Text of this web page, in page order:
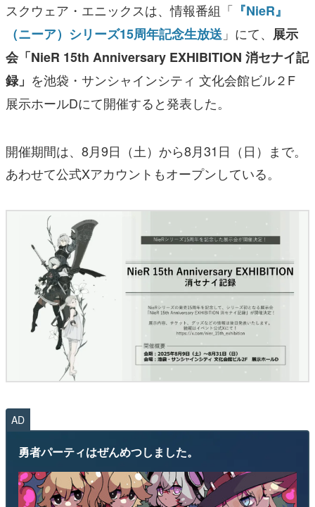
その他
電ファミニコゲーマーとは？
運営：株式会社マレ
スクウェア・エニックスは、情報番組「 『NieR』
（ニーア）シリーズ15周年記念生放送 」にて、 展示
会「NieR 15th Anniversary EXHIBITION 消セナイ記
録」 を池袋・サンシャインシティ 文化会館ビル２F
展示ホールDにて開催すると発表した。
開催期間は、8月9日（土）から8月31日（日）まで。
あわせて公式Xアカウントもオープンしている。
AD
勇者パーティはぜんめつしました。